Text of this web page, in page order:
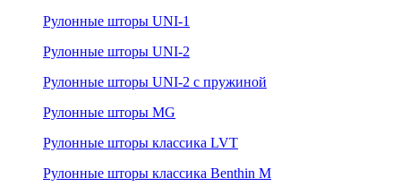
Рулонные шторы UNI-1
Рулонные шторы UNI-2
Рулонные шторы UNI-2 с пружиной
Рулонные шторы MG
Рулонные шторы классика LVT
Рулонные шторы классика Benthin M